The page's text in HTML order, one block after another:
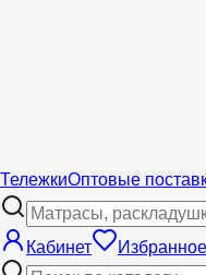
ТележкиОптовые
Кабинет
Избранное